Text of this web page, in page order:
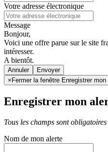
Votre adresse électronique
Message
Bonjour,
Voici une offre parue sur le site
intéresser.
A bientôt.
Annuler
× Fermer la fenêtre Enregistrer mon
Enregistrer mon
Tous les champs sont obligatoires
Nom de mon alerte